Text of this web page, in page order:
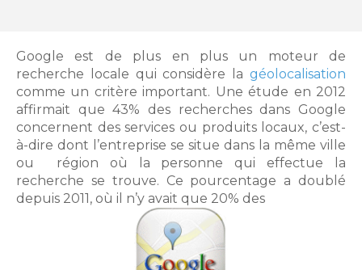
Google est de plus en plus un moteur de
recherche locale qui considère la géolocalisation
comme un critère important. Une étude en 2012
affirmait que 43% des recherches dans Google
concernent des services ou produits locaux, c’est-
à-dire dont l’entreprise se situe dans la même ville
ou région où la personne qui effectue la
recherche se trouve. Ce pourcentage a doublé
depuis 2011, où il n’y avait que 20% des